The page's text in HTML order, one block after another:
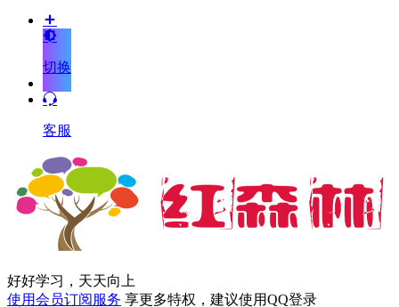
切换
客服
好好学习，天天向上
使用会员订阅服务 享更多特权，建议使用QQ登录